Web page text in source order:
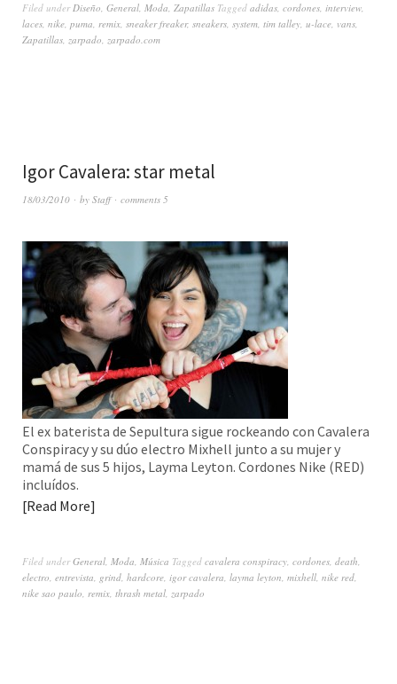
Filed underDiseño, General, Moda, Zapatillas Tagged adidas, cordones, interview,
laces, nike, puma, remix, sneaker freaker, sneakers, system, tim talley, u-lace, vans,
Zapatillas, zarpado, zarpado.com
Igor Cavalera: star metal
18/03/2010 by Staff comments 5
El ex baterista de Sepultura sigue rockeando con Cavalera
Conspiracy y su dúo electro Mixhell junto a su mujer y
mamá de sus 5 hijos, Layma Leyton. Cordones Nike (RED)
incluídos.
Read More
Filed underGeneral, Moda, Música Tagged cavalera conspiracy, cordones, death,
electro, entrevista, grind, hardcore, igor cavalera, layma leyton, mixhell, nike red,
nike sao paulo, remix, thrash metal, zarpado